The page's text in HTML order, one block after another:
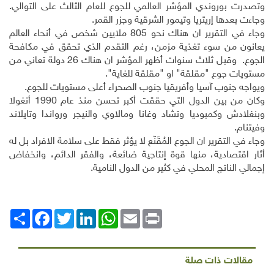
وتصدرت بوروندي المؤشر العالمي للجوع للعام الثالث على التوالي.
وجاءت بعدها إريتريا وتيمور الشرقية وجزر القمر.
وجاء في التقرير ان هناك نحو 805 ملايين شخص في أنحاء العالم
يعانون من سوء تغذية مزمن، رغم التقدم الذي تحقق في مكافحة
الجوع. وقبل ثلاث سنوات أظهر المؤشر ان هناك 26 دولة تعاني من
مستويات جوع "مقلقة" او "مقلقة للغاية".
ويواجه جنوب آسيا وأفريقيا جنوب الصحراء أعلى مستويات للجوع.
وكان من بين الدول التي حققت أكبر تحسن منذ عام 1990 أنغولا
وبنغلادش وكمبوديا وتشاد وغانا ومالاوي والنيجر ورواندا وتايلاند
وفيتنام.
وجاء في التقرير ان الجوع المُقَنَّع لا يؤثر فقط على سلامة الافراد بل له
أثار اقتصادية، منها قوة إنتاجية ضائعة، والفقر الدائم، وانخفاض
إجمالي الناتج المحلي في كثير من الدول النامية.
انشر
FacebookTwitterLinkedIn
WhatsAppEmail Print
مقالات ذات صلة